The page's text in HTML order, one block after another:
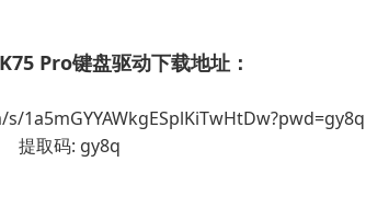
Pro键盘驱动下载地址：
1a5mGYYAWkgESplKiTwHtDw?pwd=gy8q
提取码: gy8q